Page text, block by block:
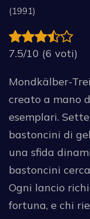
(1991)
7.5/10 (6 voti)
Mondkälber-
creato a mano
esemplari.
bastoncini di
una sfida
bastoncini
Ogni lancio
fortuna, e chi